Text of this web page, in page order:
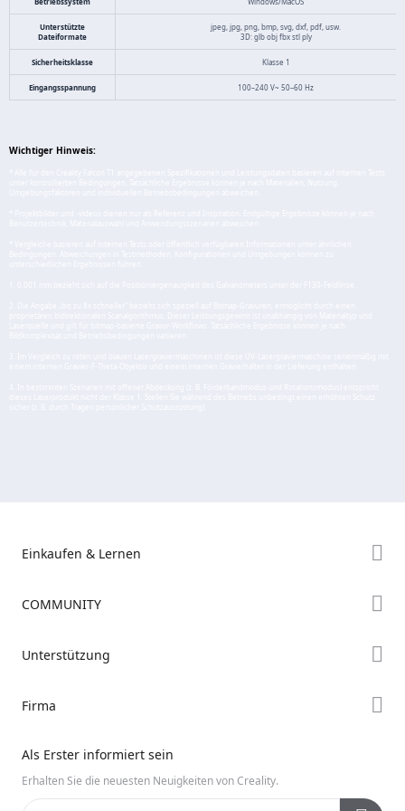
Unterstützte
Dateiformate
jpeg, jpg, png, bmp, svg, dxf, pdf, usw.
3D: glb obj fbx stl ply
Sicherheitsklasse Klasse 1
Eingangsspannung 100–240 V~ 50–60 Hz
Wichtiger Hinweis:
Einkaufen & Lernen
Händler finden
Hi-Serie
COMMUNITY
Discord
Unterstützung
Hilfe
Videos
Firma
Kontakt uns
Als Erster informiert sein
Erhalten Sie die neuesten Neuigkeiten von Creality.